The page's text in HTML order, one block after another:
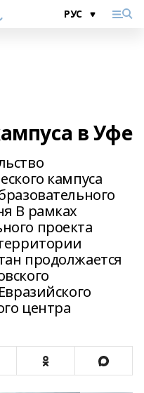
в Уфе
кампуса
В рамках
проекта
продолжается
центра